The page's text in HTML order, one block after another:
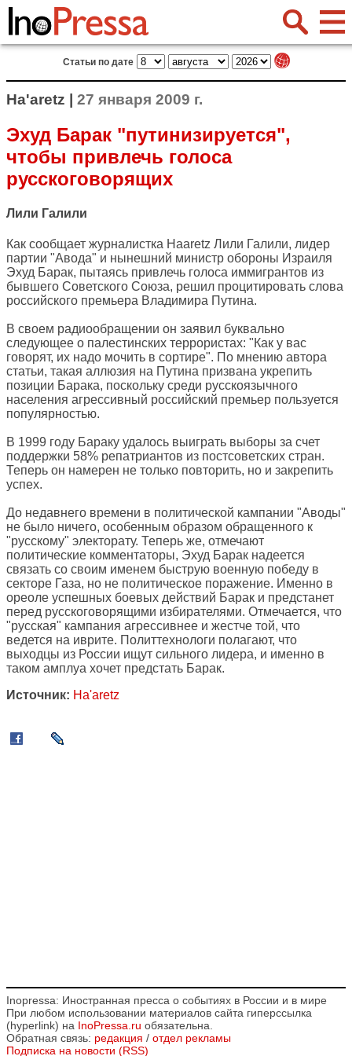
Статьи по дате
Ha'aretz | 27 января 2009 г.
Эхуд Барак "путинизируется",
чтобы привлечь голоса
русскоговорящих
Лили Галили
Как сообщает журналистка Haaretz Лили Галили, лидер
партии "Авода" и нынешний министр обороны Израиля
Эхуд Барак, пытаясь привлечь голоса иммигрантов из
бывшего Советского Союза, решил процитировать слова
российского премьера Владимира Путина.
В своем радиообращении он заявил буквально
следующее о палестинских террористах: "Как у вас
говорят, их надо мочить в сортире". По мнению автора
статьи, такая аллюзия на Путина призвана укрепить
позиции Барака, поскольку среди русскоязычного
населения агрессивный российский премьер пользуется
популярностью.
В 1999 году Бараку удалось выиграть выборы за счет
поддержки 58% репатриантов из постсоветских стран.
Теперь он намерен не только повторить, но и закрепить
успех.
До недавнего времени в политической кампании "Аводы"
не было ничего, особенным образом обращенного к
"русскому" электорату. Теперь же, отмечают
политические комментаторы, Эхуд Барак надеется
связать со своим именем быструю военную победу в
секторе Газа, но не политическое поражение. Именно в
ореоле успешных боевых действий Барак и предстанет
перед русскоговорящими избирателями. Отмечается, что
"русская" кампания агрессивнее и жестче той, что
ведется на иврите. Политтехнологи полагают, что
выходцы из России ищут сильного лидера, и именно в
таком амплуа хочет предстать Барак.
Источник: Ha'aretz
Inopressa: Иностранная пресса о событиях в России и в мире
При любом использовании материалов сайта гиперссылка
(hyperlink) на InoPressa.ru обязательна.
Обратная связь: редакция / отдел рекламы
Подписка на новости (RSS)